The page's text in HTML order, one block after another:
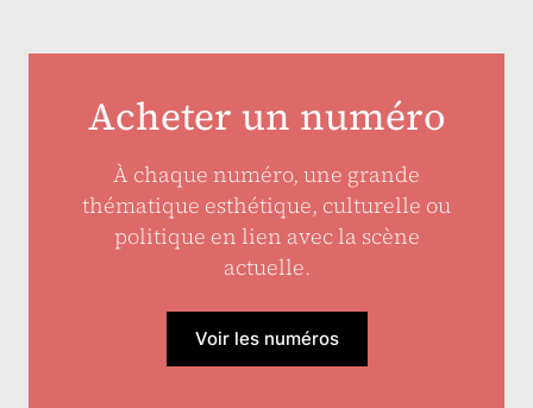
Acheter un numéro
À chaque numéro, une grande
thématique esthétique, culturelle ou
politique en lien avec la scène
actuelle.
Voir les numéros